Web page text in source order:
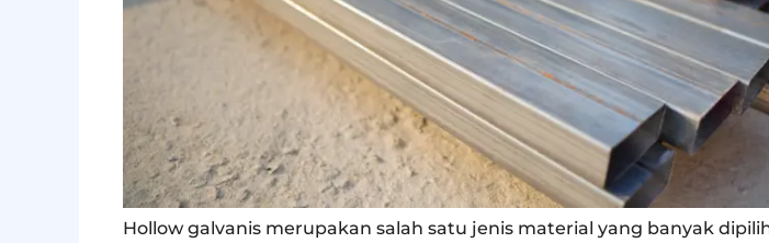
Hollow galvanis merupakan salah satu jenis material yang banyak